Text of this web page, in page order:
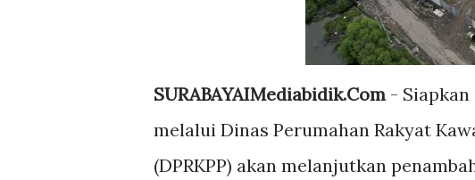
SURABAYAIMediabidik.Com -
melalui Dinas Perumahan Rakyat
(DPRKPP) akan melanjutkan